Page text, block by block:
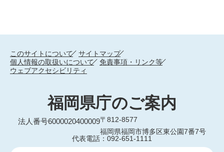
このサイトについて
サイトマップ
個人情報の取扱いについて
免責事項・リンク等
ウェブアクセシビリティ
福岡県庁のご案内
法人番号6000020400009〒812-8577
福岡県福岡市博多区東公園7番7号
代表電話：092-651-1111